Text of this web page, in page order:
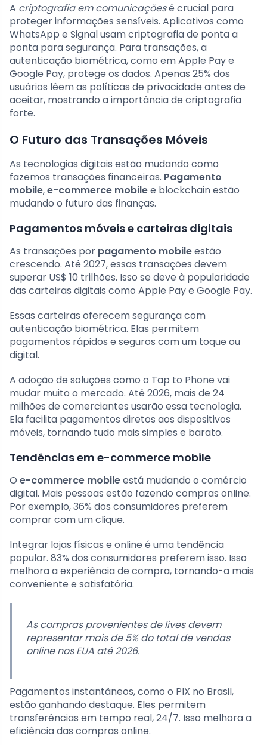
A criptografia em comunicaçõesé crucial para
proteger informações sensíveis. Aplicativos como
WhatsApp e Signal usam criptografia de ponta a
ponta para segurança. Para transações, a
autenticação biométrica, como em Apple Pay e
Google Pay, protege os dados. Apenas 25% dos
usuários lêem as políticas de privacidade antes de
aceitar, mostrando a importância de criptografia
forte.
O Futuro das Transações Móveis
As tecnologias digitais estão mudando como
fazemos transações financeiras. Pagamento
mobile,e-commerce mobilee blockchain estão
mudando o futuro das finanças.
Pagamentos móveis e carteiras digitais
As transações por pagamento mobileestão
crescendo. Até 2027, essas transações devem
superar US$ 10 trilhões. Isso se deve à popularidade
das carteiras digitais como Apple Pay e Google Pay.
Essas carteiras oferecem segurança com
autenticação biométrica. Elas permitem
pagamentos rápidos e seguros com um toque ou
digital.
A adoção de soluções como o Tap to Phone vai
mudar muito o mercado. Até 2026, mais de 24
milhões de comerciantes usarão essa tecnologia.
Ela facilita pagamentos diretos aos dispositivos
móveis, tornando tudo mais simples e barato.
Tendências em e-commerce mobile
O e-commerce mobileestá mudando o comércio
digital. Mais pessoas estão fazendo compras online.
Por exemplo, 36% dos consumidores preferem
comprar com um clique.
Integrar lojas físicas e online é uma tendência
popular. 83% dos consumidores preferem isso. Isso
melhora a experiência de compra, tornando-a mais
conveniente e satisfatória.
As compras provenientes de lives devem
representar mais de 5% do total de vendas
online nos EUA até 2026.
Pagamentos instantâneos, como o PIX no Brasil,
estão ganhando destaque. Eles permitem
transferências em tempo real, 24/7. Isso melhora a
eficiência das compras online.